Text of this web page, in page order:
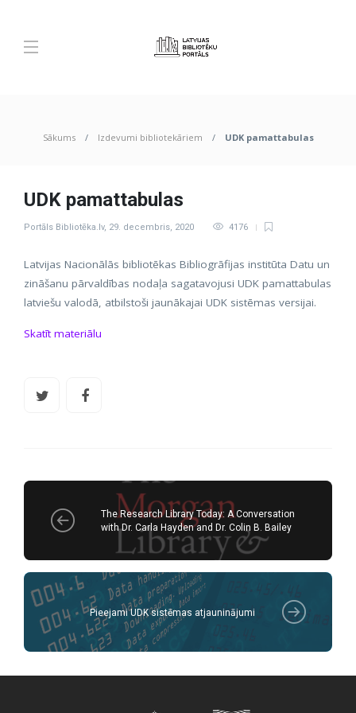
Sākums Izdevumi bibliotekāriem UDK pamattabulas
UDK pamattabulas
Portāls Bibliotēka.lv, 29. decembris, 2020 4176
Latvijas Nacionālās bibliotēkas Bibliogrāfijas institūta Datu un
zināšanu pārvaldības nodaļa sagatavojusi UDK pamattabulas
latviešu valodā, atbilstoši jaunākajai UDK sistēmas versijai.
Skatīt materiālu
The Research Library Today: A Conversation
with Dr. Carla Hayden and Dr. Colin B. Bailey
Pieejami UDK sistēmas atjauninājumi